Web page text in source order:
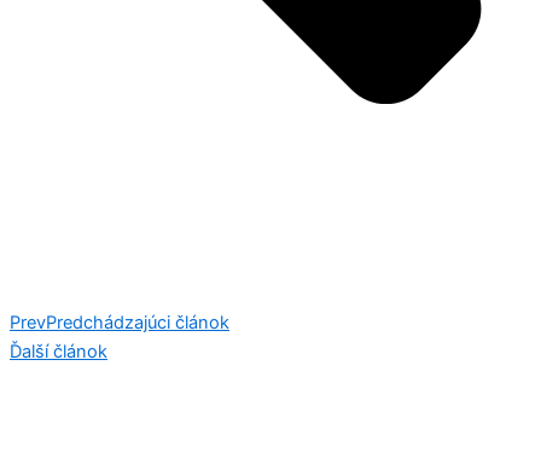
PrevPredchádzajúci článok
Ďalší článok